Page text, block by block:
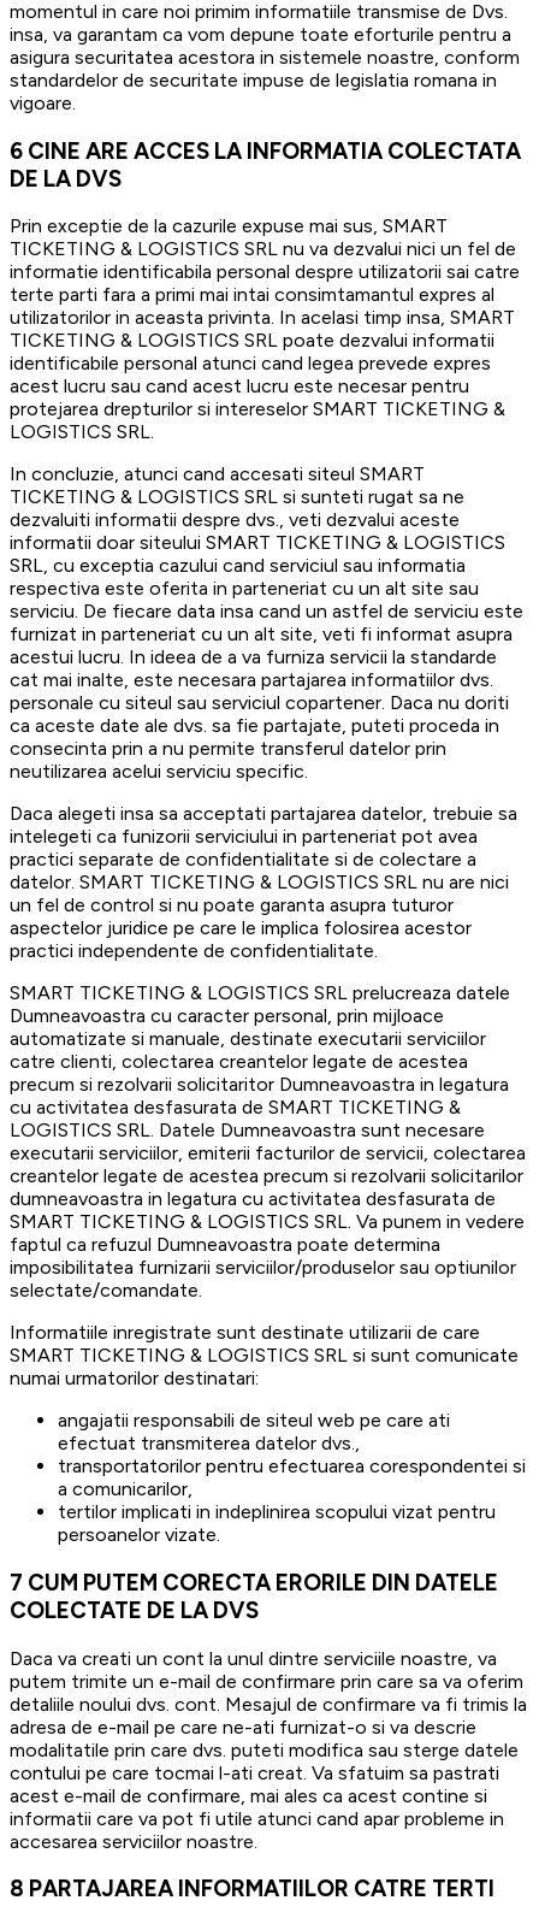
momentul in care noi primim informatiile transmise de Dvs.
insa, va garantam ca vom depune toate eforturile pentru a
asigura securitatea acestora in sistemele noastre, conform
standardelor de securitate impuse de legislatia romana in
vigoare.
6 CINE ARE ACCES LA INFORMATIA COLECTATA
DE LA DVS
Prin exceptie de la cazurile expuse mai sus, SMART
TICKETING & LOGISTICS SRL nu va dezvalui nici un fel de
informatie identificabila personal despre utilizatorii sai catre
terte parti fara a primi mai intai consimtamantul expres al
utilizatorilor in aceasta privinta. In acelasi timp insa, SMART
TICKETING & LOGISTICS SRL poate dezvalui informatii
identificabile personal atunci cand legea prevede expres
acest lucru sau cand acest lucru este necesar pentru
protejarea drepturilor si intereselor SMART TICKETING &
LOGISTICS SRL.
In concluzie, atunci cand accesati siteul SMART
TICKETING & LOGISTICS SRL si sunteti rugat sa ne
dezvaluiti informatii despre dvs., veti dezvalui aceste
informatii doar siteului SMART TICKETING & LOGISTICS
SRL, cu exceptia cazului cand serviciul sau informatia
respectiva este oferita in parteneriat cu un alt site sau
serviciu. De fiecare data insa cand un astfel de serviciu este
furnizat in parteneriat cu un alt site, veti fi informat asupra
acestui lucru. In ideea de a va furniza servicii la standarde
cat mai inalte, este necesara partajarea informatiilor dvs.
personale cu siteul sau serviciul copartener. Daca nu doriti
ca aceste date ale dvs. sa fie partajate, puteti proceda in
consecinta prin a nu permite transferul datelor prin
neutilizarea acelui serviciu specific.
Daca alegeti insa sa acceptati partajarea datelor, trebuie sa
intelegeti ca funizorii serviciului in parteneriat pot avea
practici separate de confidentialitate si de colectare a
datelor. SMART TICKETING & LOGISTICS SRL nu are nici
un fel de control si nu poate garanta asupra tuturor
aspectelor juridice pe care le implica folosirea acestor
practici independente de confidentialitate.
SMART TICKETING & LOGISTICS SRL prelucreaza datele
Dumneavoastra cu caracter personal, prin mijloace
automatizate si manuale, destinate executarii serviciilor
catre clienti, colectarea creantelor legate de acestea
precum si rezolvarii solicitaritor Dumneavoastra in legatura
cu activitatea desfasurata de SMART TICKETING &
LOGISTICS SRL. Datele Dumneavoastra sunt necesare
executarii serviciilor, emiterii facturilor de servicii, colectarea
creantelor legate de acestea precum si rezolvarii solicitarilor
dumneavoastra in legatura cu activitatea desfasurata de
SMART TICKETING & LOGISTICS SRL. Va punem in vedere
faptul ca refuzul Dumneavoastra poate determina
imposibilitatea furnizarii serviciilor/produselor sau optiunilor
selectate/comandate.
Informatiile inregistrate sunt destinate utilizarii de care
SMART TICKETING & LOGISTICS SRL si sunt comunicate
numai urmatorilor destinatari:
angajatii responsabili de siteul web pe care ati
efectuat transmiterea datelor dvs.,
transportatorilor pentru efectuarea corespondentei si
a comunicarilor,
tertilor implicati in indeplinirea scopului vizat pentru
persoanelor vizate.
7 CUM PUTEM CORECTA ERORILE DIN DATELE
COLECTATE DE LA DVS
Daca va creati un cont la unul dintre serviciile noastre, va
putem trimite un e-mail de confirmare prin care sa va oferim
detaliile noului dvs. cont. Mesajul de confirmare va fi trimis la
adresa de e-mail pe care ne-ati furnizat-o si va descrie
modalitatile prin care dvs. puteti modifica sau sterge datele
contului pe care tocmai l-ati creat. Va sfatuim sa pastrati
acest e-mail de confirmare, mai ales ca acest contine si
informatii care va pot fi utile atunci cand apar probleme in
accesarea serviciilor noastre.
8 PARTAJAREA INFORMATIILOR CATRE TERTI